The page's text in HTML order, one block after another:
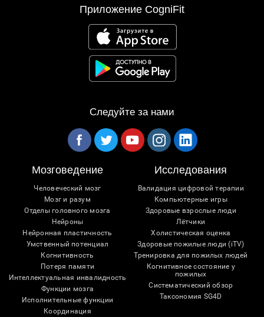
Приложение CogniFit
Следуйте за нами
Мозговедение
Человеческий мозг
Мозг и разум
Отделы головного мозга
Нейроны
Нейронная пластичность
Умственный потенциал
Когнитивность
Потеря памяти
Интеллектуальная инвалидность
Функции мозга
Исполнительные функции
Координация
Исследования
Валидация цифровой терапии
Компьютерные игры
Здоровые взрослые люди
Лётчики
Холистическая оценка
Здоровые пожилые люди (iTV)
Тренировка для пожилых людей
Когнитивное состояние у
пожилых
Систематический обзор
Таксономия SG4D